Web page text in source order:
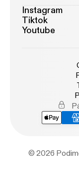
Instagram
Tiktok
Youtube
© 2026